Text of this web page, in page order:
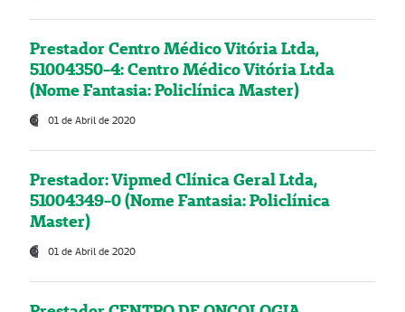
Prestador Centro Médico Vitória Ltda,
51004350-4: Centro Médico Vitória Ltda
(Nome Fantasia: Policlínica Master)
01 de Abril de 2020
Prestador: Vipmed Clínica Geral Ltda,
51004349-0 (Nome Fantasia: Policlínica
Master)
01 de Abril de 2020